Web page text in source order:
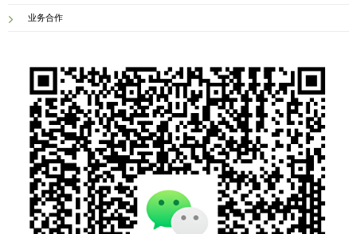
业务合作